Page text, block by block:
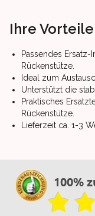
Ihre Vorteile
Passendes
Rückenstütze.
Ideal zum
Unterstützt die
Praktisches
Rückenstütze.
Lieferzeit ca. 1-3
100%